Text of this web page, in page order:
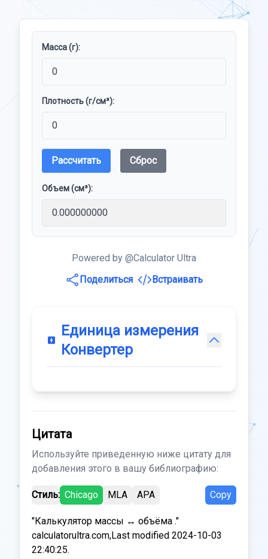
Масса (г):
Плотность (г/см³):
Рассчитать Сброс
Объем (см³):
Powered by @Calculator Ultra
Поделиться
Встраивать
Единица измерения
Конвертер
Цитата
Используйте приведенную ниже цитату для
добавления этого в вашу библиографию:
Стиль: Chicago MLA APA Copy
"Калькулятор массы ↔ объёма ."
calculatorultra.com,Last modified 2024-10-03
22:40:25.